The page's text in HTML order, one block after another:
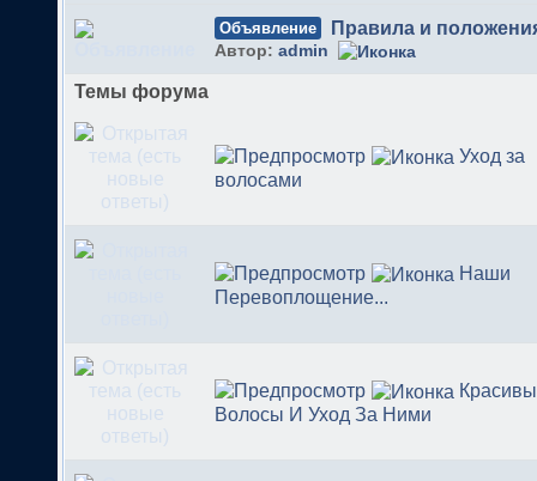
Объявление Правила и
Автор: admin
Темы форума
Уход за
волосами
Наши
Перевоплощение...
Волосы И Уход За Ними